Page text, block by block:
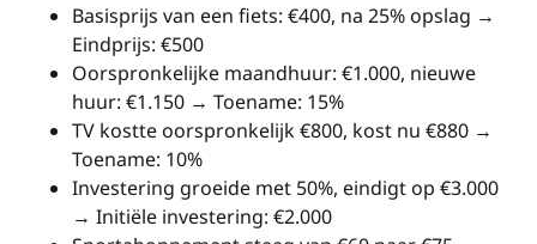
Basisprijs van een fiets: €400, na 25% opslag →
Eindprijs: €500
Oorspronkelijke maandhuur: €1.000, nieuwe
huur: €1.150 → Toename: 15%
TV kostte oorspronkelijk €800, kost nu €880 →
Toename: 10%
Investering groeide met 50%, eindigt op €3.000
→ Initiële investering: €2.000